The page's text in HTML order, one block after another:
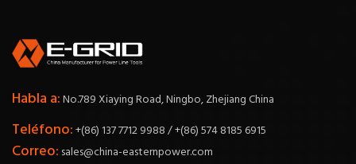
Habla a:No.789 Xiaying Road, Ningbo, Zhejiang China
Teléfono:+(86) 137 7712 9988 / +(86) 574 8185 6915
Correo: sales@china-easternpower.com